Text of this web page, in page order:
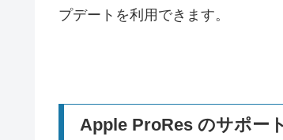
プデートを利用できます。
Apple ProRes のサポート